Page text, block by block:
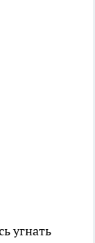
угнать